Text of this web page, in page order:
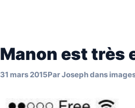
Manon est très
31 mars 2015ParJosephdans